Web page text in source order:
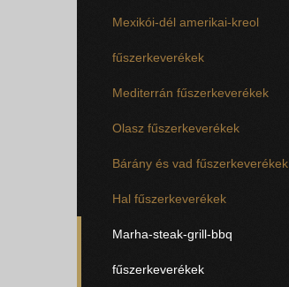
Mexikói-dél amerikai-kreol
fűszerkeverékek
Mediterrán fűszerkeverékek
Olasz fűszerkeverékek
Bárány és vad fűszerkeverékek
Hal fűszerkeverékek
Marha-steak-grill-bbq
fűszerkeverékek